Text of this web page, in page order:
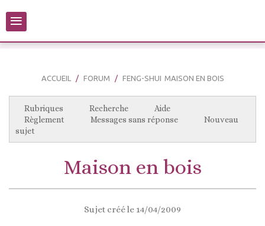
≡
ACCUEIL FORUM FENG-SHUI MAISON EN BOIS
Rubriques Recherche
Aide
Règlement
Messages sans réponse
Nouveau
sujet
Maison en bois
Sujet créé le 14/04/2009